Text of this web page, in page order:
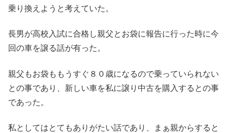
乗り換えようと考えていた。
長男が高校入試に合格し親父とお袋に報告に行った時に今
回の車を譲る話が有った。
親父もお袋ももうすぐ８０歳になるので乗っていられない
との事であり、新しい車を私に譲り中古を購入するとの事
であった。
私としてはとてもありがたい話であり、まぁ親からすると